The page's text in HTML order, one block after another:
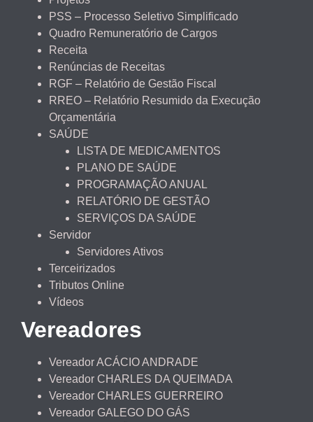
PSS – Processo Seletivo Simplificado
Quadro Remuneratório de Cargos
Receita
Renúncias de Receitas
RGF – Relatório de Gestão Fiscal
RREO – Relatório Resumido da Execução
Orçamentária
SAÚDE
LISTA DE MEDICAMENTOS
PLANO DE SAÚDE
PROGRAMAÇÃO ANUAL
RELATÓRIO DE GESTÃO
SERVIÇOS DA SAÚDE
Servidor
Servidores Ativos
Terceirizados
Tributos Online
Vídeos
Vereadores
Vereador ACÁCIO ANDRADE
Vereador CHARLES DA QUEIMADA
Vereador CHARLES GUERREIRO
Vereador GALEGO DO GÁS